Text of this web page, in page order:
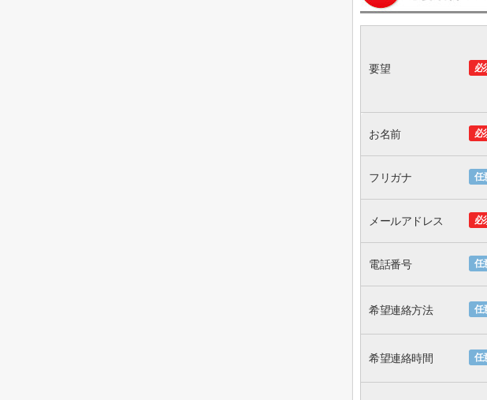
必
要望
必
お名前
任
フリガナ
必
メールアドレス
任
電話番号
任
希望連絡方法
任
希望連絡時間